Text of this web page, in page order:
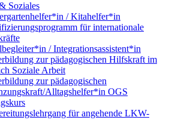
Soziales
/ Kitahelfer*in
für internationale
/ Integrationsassistent*in
zur pädagogischen Hilfskraft im
Soziale Arbeit
zur pädagogischen
Alltagshelfer*in OGS
für angehende LKW-